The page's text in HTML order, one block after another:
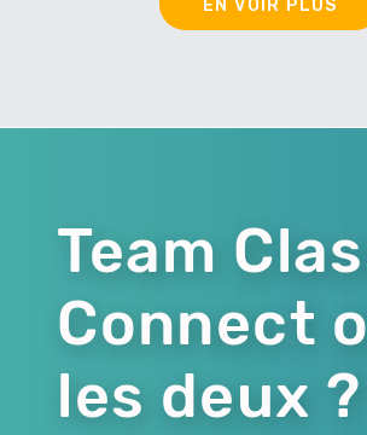
EN VOIR PLUS
Team
Connect
les deux ?